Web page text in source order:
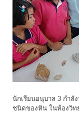
นักเรียนอนุบาล 3 กำลั
ชนิดของหิน ในห้องวิท